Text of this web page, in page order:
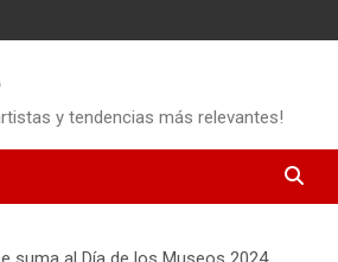
y tendencias más relevantes!